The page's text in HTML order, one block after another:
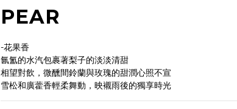
PEAR
-花果香
氤氳的水汽包裹著梨子的淡淡清甜
相望對飲，微醺間鈴蘭與玫瑰的甜潤心照不宣
雪松和廣藿香輕柔舞動，映襯雨後的獨享時光